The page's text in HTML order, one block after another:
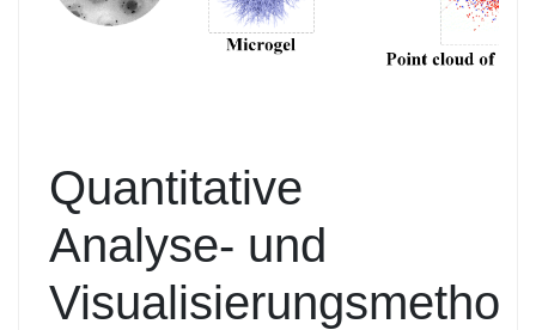
Quantitative
Analyse- und